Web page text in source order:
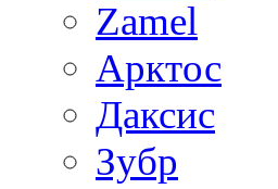
Zamel
Арктос
Даксис
Зубр